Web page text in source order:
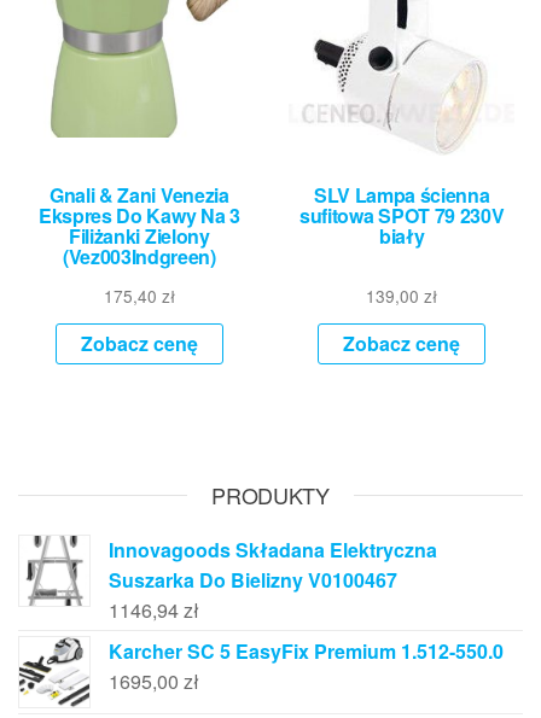
Gnali & Zani Venezia
Ekspres Do Kawy Na 3
Filiżanki Zielony
(Vez003Indgreen)
175,40 zł
Zobacz cenę
SLV Lampa ścienna
sufitowa SPOT 79 230V
biały
139,00zł
Zobacz cenę
PRODUKTY
Innovagoods Składana Elektryczna
Suszarka Do Bielizny V0100467
1146,94zł
Karcher SC 5 EasyFix Premium 1.512-550.0
1695,00 zł